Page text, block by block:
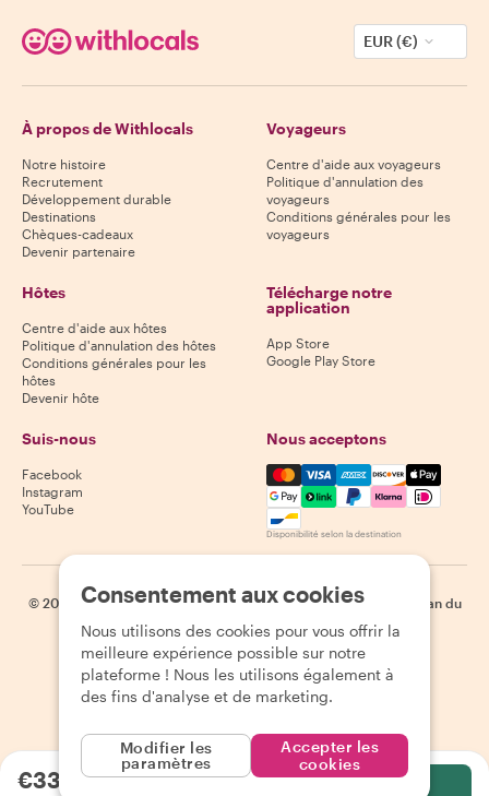
€33.09par personne
EUR (€)
À propos de Withlocals
Notre histoire
Recrutement
Développement durable
Destinations
Chèques-cadeaux
Devenir partenaire
Voyageurs
Centre d'aide aux voyageurs
Politique d'annulation des
voyageurs
Conditions générales pour les
voyageurs
Hôtes
Centre d'aide aux hôtes
Politique d'annulation des hôtes
Conditions générales pour les
hôtes
Devenir hôte
Télécharge notre
application
App Store
Google Play Store
Suis-nous
Facebook
Instagram
YouTube
Nous acceptons
Mastercard, Visa, Amex,
Disponibilité selon la destination
© 2026 Withlocals.com | Politique de confidentialité | Cookies
Plan du
site
Consentement aux cookies
Nous utilisons des cookies pour vous offrir la
meilleure expérience possible sur notre
plateforme ! Nous les utilisons également à
des fins d'analyse et de marketing.
Modifier les
paramètres
Accepter les
cookies